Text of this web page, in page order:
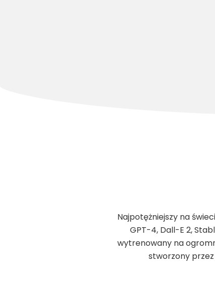
Najpotężniejszy na
GPT-4, Dall-E 2,
wytrenowany na
stworzony